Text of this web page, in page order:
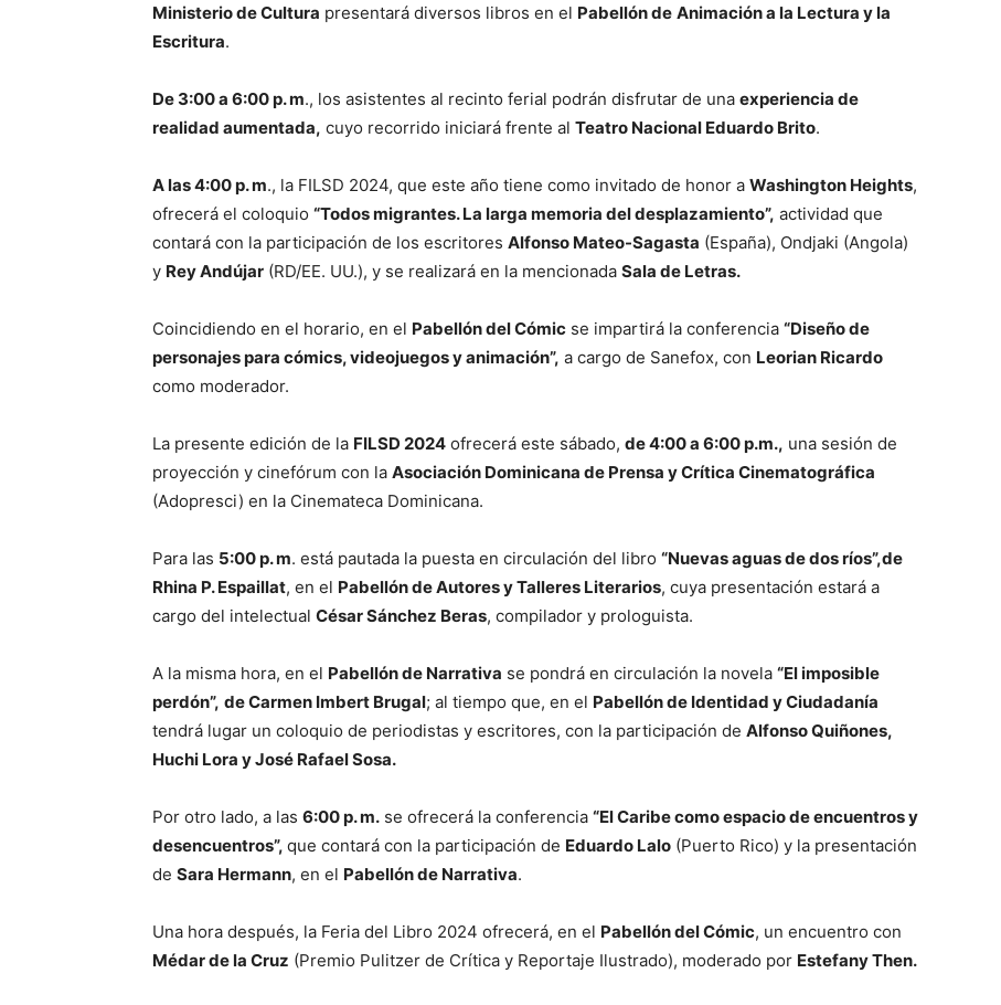
Ministerio de Cultura presentará diversos libros en el Pabellón de Animación a la Lectura y la
Escritura.
De 3:00 a 6:00 p. m., los asistentes al recinto ferial podrán disfrutar de una experiencia de
realidad aumentada, cuyo recorrido iniciará frente al Teatro Nacional Eduardo Brito.
A las 4:00 p. m., la FILSD 2024, que este año tiene como invitado de honor a Washington Heights,
ofrecerá el coloquio “Todos migrantes. La larga memoria del desplazamiento”, actividad que
contará con la participación de los escritores Alfonso Mateo-Sagasta (España), Ondjaki (Angola)
y Rey Andújar (RD/EE. UU.), y se realizará en la mencionada Sala de Letras.
Coincidiendo en el horario, en el Pabellón del Cómic se impartirá la conferencia “Diseño de
personajes para cómics, videojuegos y animación”, a cargo de Sanefox, con Leorian Ricardo
como moderador.
La presente edición de la FILSD 2024 ofrecerá este sábado, de 4:00 a 6:00 p.m., una sesión de
proyección y cinefórum con la Asociación Dominicana de Prensa y Crítica Cinematográfica
(Adopresci) en la Cinemateca Dominicana.
Para las 5:00 p. m. está pautada la puesta en circulación del libro “Nuevas aguas de dos ríos”,de
Rhina P. Espaillat, en el Pabellón de Autores y Talleres Literarios, cuya presentación estará a
cargo del intelectual César Sánchez Beras, compilador y prologuista.
A la misma hora, en el Pabellón de Narrativa se pondrá en circulación la novela “El imposible
perdón”, de Carmen Imbert Brugal; al tiempo que, en el Pabellón de Identidad y Ciudadanía
tendrá lugar un coloquio de periodistas y escritores, con la participación de Alfonso Quiñones,
Huchi Lora y José Rafael Sosa.
Por otro lado, a las 6:00 p. m. se ofrecerá la conferencia “El Caribe como espacio de encuentros y
desencuentros”, que contará con la participación de Eduardo Lalo (Puerto Rico) y la presentación
de Sara Hermann, en el Pabellón de Narrativa.
Una hora después, la Feria del Libro 2024 ofrecerá, en el Pabellón del Cómic, un encuentro con
Médar de la Cruz (Premio Pulitzer de Crítica y Reportaje Ilustrado), moderado por Estefany Then.